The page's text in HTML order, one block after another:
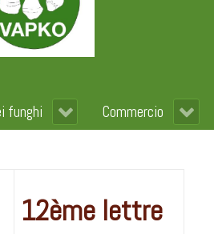
funghi
Commercio
12ème lettre